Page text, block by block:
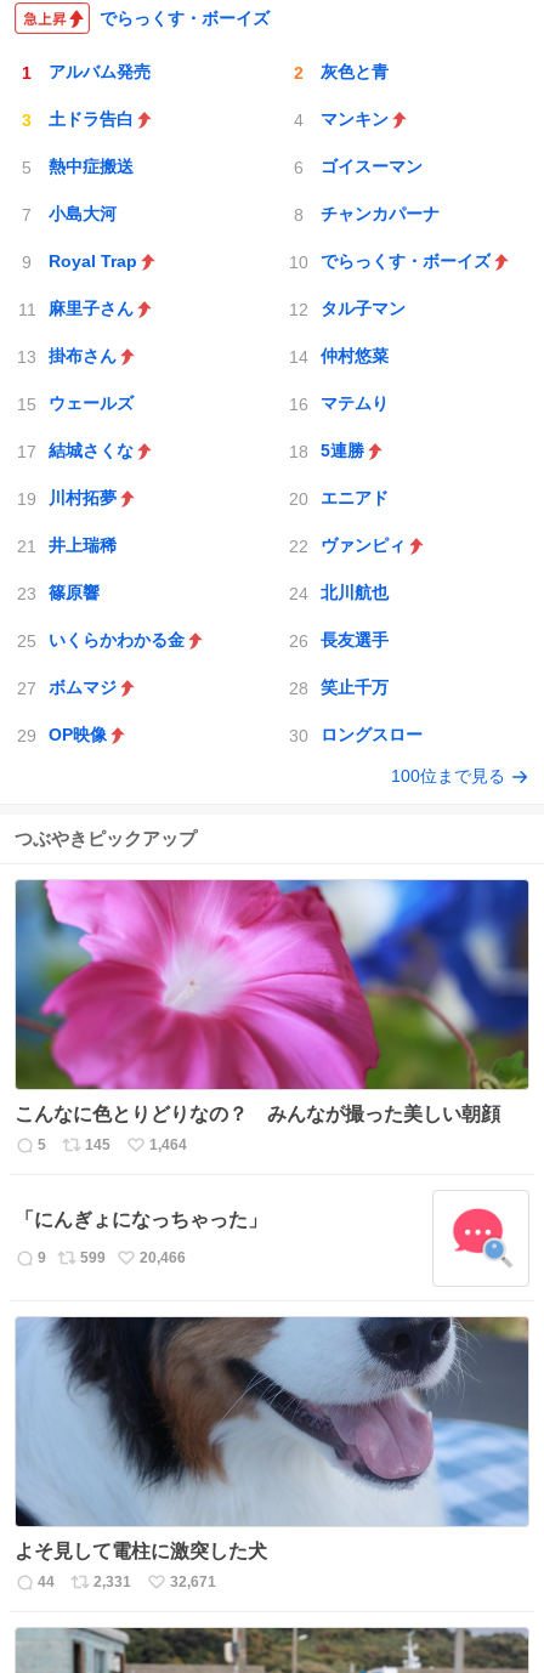
でらっくす・ボーイズ
アルバム発売 灰色と青
土ドラ告白 マンキン
熱中症搬送 ゴイスーマン
小島大河 チャンカパーナ
Royal Trap でらっくす・ボーイズ
麻里子さん タル子マン
掛布さん 仲村悠菜
ウェールズ マテムり
結城さくな 5連勝
川村拓夢 エニアド
井上瑞稀 ヴァンピィ
篠原響 北川航也
いくらかわかる金 長友選手
ボムマジ 笑止千万
OP映像 ロングスロー
100位まで見る
つぶやきピックアップ
こんなに色とりどりなの？ みんなが撮った美しい朝顔
返
数
5
リ
ス
ト
数
145
い
ね
数
1,464
「にんぎょになっちゃった」
返
数
9
リ
ス
ト
数
599
い
ね
20,466
よそ見して電柱に激突した犬
返
数
44
リ
ス
2,331
い
ね
32,671